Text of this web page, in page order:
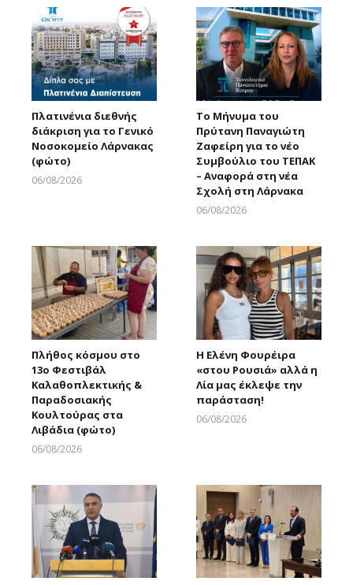
Πλατινένια διεθνής
διάκριση για το Γενικό
Νοσοκομείο Λάρνακας
(φώτο)
06/08/2026
Το Μήνυμα του
Πρύτανη Παναγιώτη
Ζαφείρη για το νέο
Συμβούλιο του ΤΕΠΑΚ
– Αναφορά στη νέα
Σχολή στη Λάρνακα
06/08/2026
Πλήθος κόσμου στο
13ο Φεστιβάλ
Καλαθοπλεκτικής &
Παραδοσιακής
Κουλτούρας στα
Λιβάδια (φώτο)
06/08/2026
Η Ελένη Φουρέιρα
«στου Ρουσιά» αλλά η
Λία μας έκλεψε την
παράσταση!
06/08/2026